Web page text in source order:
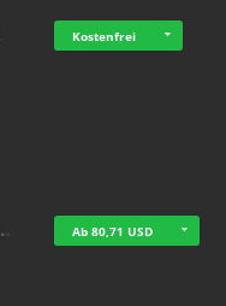
Kostenfrei
Ab 80,71 USD